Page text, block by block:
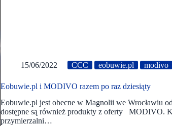
15/06/2022 CCC eobuwie.pl modivo
Eobuwie.pl i MODIVO razem po raz dziesiąty
Eobuwie.pl jest obecne w Magnolii we Wrocławiu
dostępne są również produkty z oferty MODIVO.
przymierzalni…